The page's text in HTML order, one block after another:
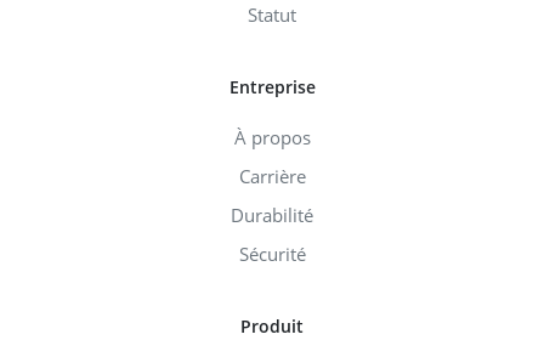
Statut
Entreprise
À propos
Carrière
Durabilité
Sécurité
Produit